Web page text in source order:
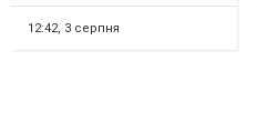
покращення своїх навичок
спілк...
12:42, 3 серпня